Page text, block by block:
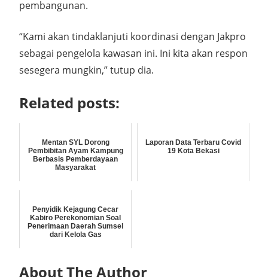
pembangunan.
“Kami akan tindaklanjuti koordinasi dengan Jakpro
sebagai pengelola kawasan ini. Ini kita akan respon
sesegera mungkin,” tutup dia.
Related posts:
Mentan SYL Dorong
Pembibitan Ayam Kampung
Berbasis Pemberdayaan
Masyarakat
Laporan Data Terbaru Covid
19 Kota Bekasi
Penyidik Kejagung Cecar
Kabiro Perekonomian Soal
Penerimaan Daerah Sumsel
dari Kelola Gas
About The Author